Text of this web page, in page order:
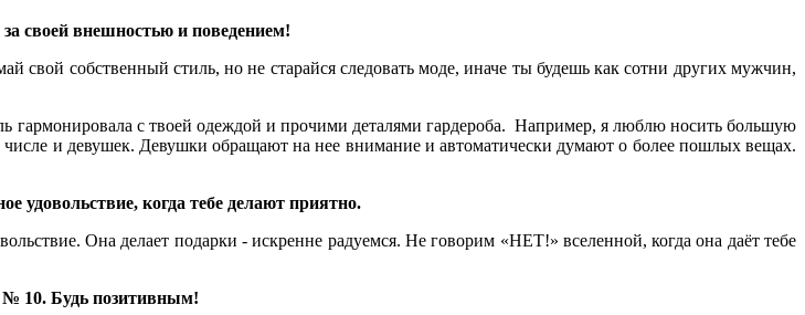
своей внешностью и поведением!
собственный стиль, но не старайся следовать моде, иначе ты будешь как сотни других мужчин,
гармонировала с твоей одеждой и прочими деталями гардероба. Например, я люблю носить большую
и девушек. Девушки обращают на нее внимание и автоматически думают о более пошлых вещах.
удовольствие, когда тебе делают приятно.
Она делает подарки - искренне радуемся. Не говорим «НЕТ!» вселенной, когда она даёт тебе
10. Будь позитивным!